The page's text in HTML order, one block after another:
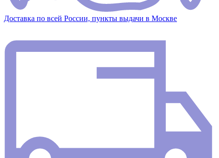
Доставка по всей России, пункты выдачи в Москве